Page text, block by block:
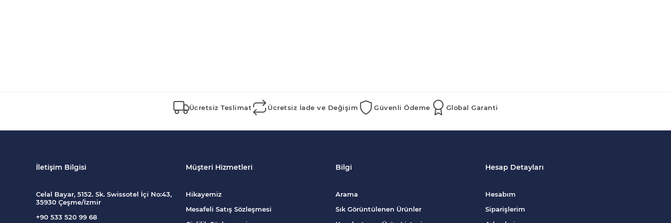
Ücretsiz Teslimat Ücretsiz İade ve Değişim Güvenli Ödeme Global Garanti
İletişim Bilgisi
Celal Bayar, 5152. Sk. Swissotel İçi No:43,
35930 Çeşme/İzmir
+90 533 520 99 68
Müşteri Hizmetleri
Hikayemiz
Mesafeli Satış Sözleşmesi
Bilgi
Arama
Sık Görüntülenen Ürünler
Hesap Detayları
Hesabım
Siparişlerim